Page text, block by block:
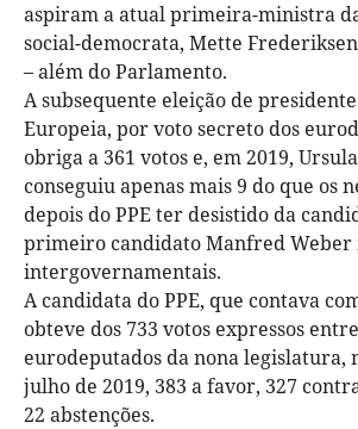
aspiram a atual primeira-ministra
social-democrata, Mette
– além do Parlamento.
A subsequente eleição de
Europeia, por voto secreto dos
obriga a 361 votos e, em 2019,
conseguiu apenas mais 9 do que os
depois do PPE ter desistido da
primeiro candidato Manfred Weber
intergovernamentais.
A candidata do PPE, que contava
obteve dos 733 votos expressos
eurodeputados da nona legislatura,
julho de 2019, 383 a favor, 327
22 abstenções.